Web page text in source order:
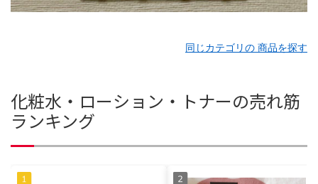
同じカテゴリの 商品を探す
化粧水・ローション・トナーの売れ筋
ランキング